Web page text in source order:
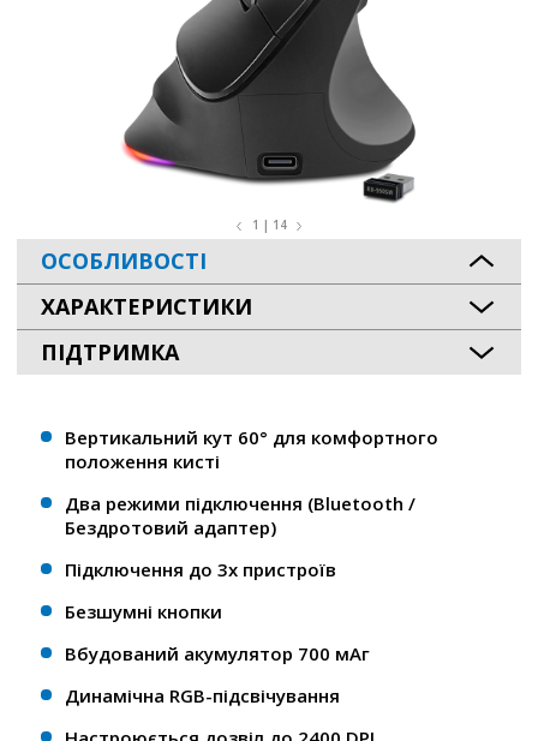
1 | 14
ОСОБЛИВОСТІ
ХАРАКТЕРИСТИКИ
ПІДТРИМКА
Вертикальний кут 60° для комфортного
положення кисті
Два режими підключення (Bluetooth /
Бездротовий адаптер)
Підключення до 3х пристроїв
Безшумні кнопки
Вбудований акумулятор 700 мАг
Динамічна RGB-підсвічування